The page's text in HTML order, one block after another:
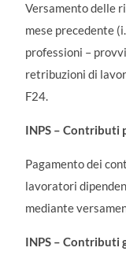
Versamento delle
mese precedente
professioni –
retribuzioni di
F24.
INPS – Contributi
Pagamento dei
lavoratori
mediante
INPS – Contributi